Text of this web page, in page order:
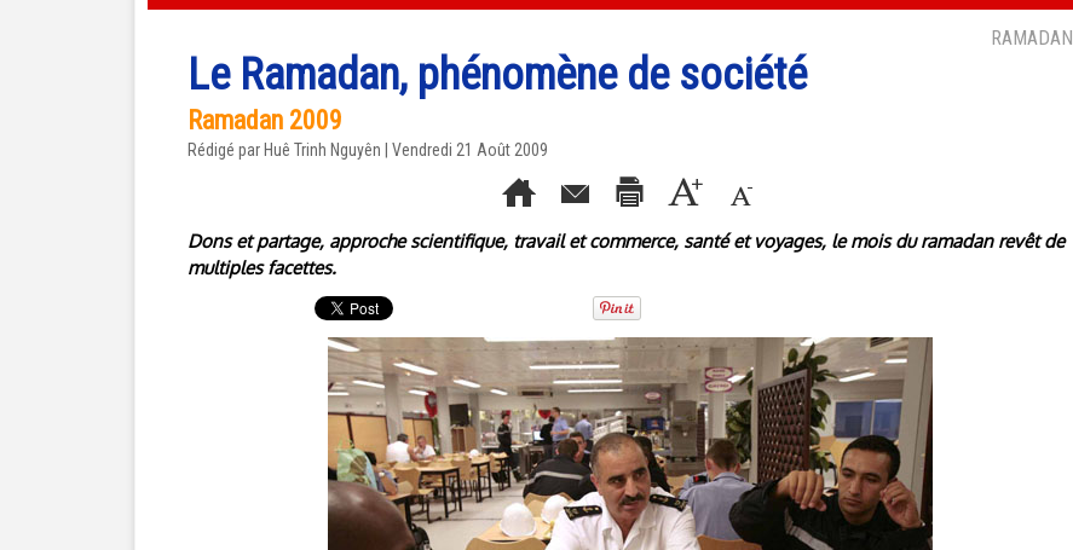
RAMADAN
Le Ramadan, phénomène de société
Ramadan 2009
Rédigé par Huê Trinh Nguyên | Vendredi 21 Août 2009
Dons et partage, approche scientifique, travail et commerce, santé et voyages, le mois du ramadan revêt de
multiples facettes.